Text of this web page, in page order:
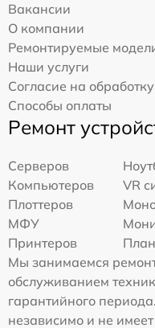
Вакансии
О компании
Ремонтируемые
Наши услуги
Согласие на
Способы оплаты
Ремонт
Серверов
Компьютеров
VR
Плоттеров
МФУ
Принтеров
Мы занимаемся
обслуживанием
гарантийного
независимо и не